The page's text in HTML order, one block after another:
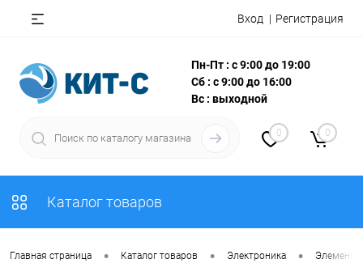
Вход Регистрация
Пн-Пт : с 9:00 до 19:00
Сб : с 9:00 до 16:00
Вс : выходной
0 0
Каталог товаров
Главная страница • Каталог товаров • Электроника •